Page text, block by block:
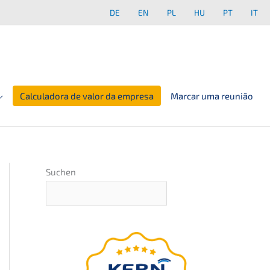
DE EN PL HU PT IT
Calculadora de valor da empresa Marcar uma reunião
Suchen